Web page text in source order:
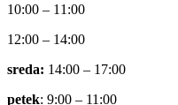
10:00 – 11:00
12:00 – 14:00
sreda: 14:00 – 17:00
petek: 9:00 – 11:00